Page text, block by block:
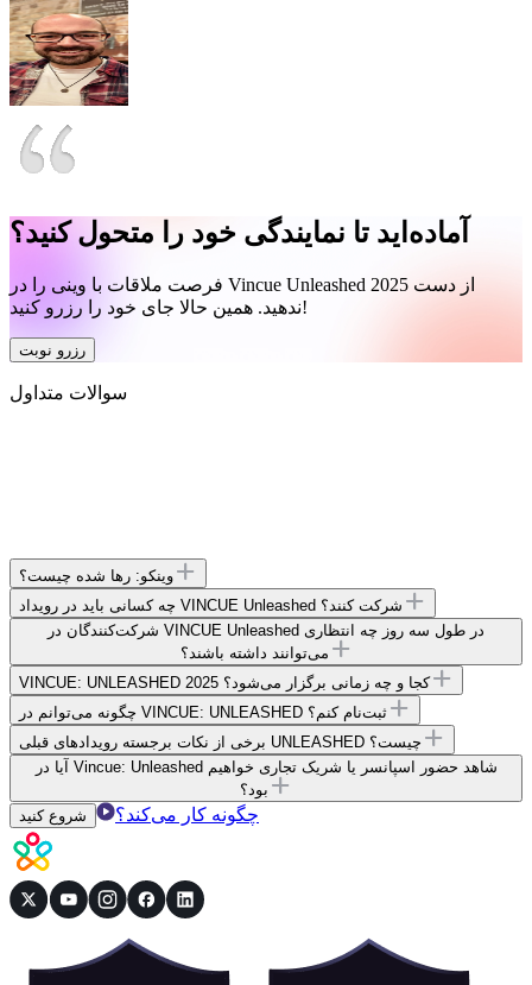
آماده‌اید تا نمایندگی خود را متحول کنید؟
فرصت ملاقات با وینی را در Vincue Unleashed 2025 از دست
ندهید. همین حالا جای خود را رزرو کنید!
رزرو نوبت
سوالات متداول
وینکو: رها شده چیست؟
چه کسانی باید در رویداد VINCUE Unleashed شرکت کنند؟
شرکت‌کنندگان در VINCUE Unleashed در طول سه روز چه انتظاری
می‌توانند داشته باشند؟
VINCUE: UNLEASHED 2025 کجا و چه زمانی برگزار می‌شود؟
چگونه می‌توانم در VINCUE: UNLEASHED ثبت‌نام کنم؟
برخی از نکات برجسته رویدادهای قبلی UNLEASHED چیست؟
آیا در Vincue: Unleashed شاهد حضور اسپانسر یا شریک تجاری خواهیم
بود؟
شروع کنید
چگونه کار می‌کند؟